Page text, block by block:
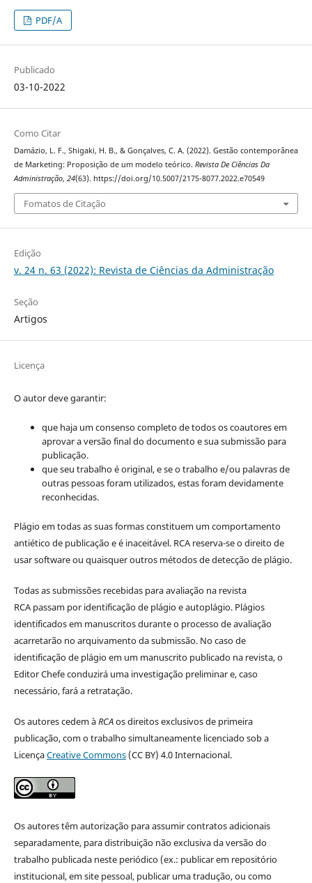
PDF/A
Publicado
03-10-2022
Como Citar
Damázio, L. F., Shigaki, H. B., & Gonçalves, C. A. (2022). Gestão contemporânea
de Marketing: Proposição de um modelo teórico. Revista De Ciências Da
Administração, 24(63). https://doi.org/10.5007/2175-8077.2022.e70549
Fomatos de Citação
Edição
v. 24 n. 63 (2022): Revista de Ciências da Administração
Seção
Artigos
Licença
O autor deve garantir:
que haja um consenso completo de todos os coautores em
aprovar a versão final do documento e sua submissão para
publicação.
que seu trabalho é original, e se o trabalho e/ou palavras de
outras pessoas foram utilizados, estas foram devidamente
reconhecidas.
Plágio em todas as suas formas constituem um comportamento
antiético de publicação e é inaceitável. RCA reserva-se o direito de
usar software ou quaisquer outros métodos de detecção de plágio.
Todas as submissões recebidas para avaliação na revista
RCA passam por identificação de plágio e autoplágio. Plágios
identificados em manuscritos durante o processo de avaliação
acarretarão no arquivamento da submissão. No caso de
identificação de plágio em um manuscrito publicado na revista, o
Editor Chefe conduzirá uma investigação preliminar e, caso
necessário, fará a retratação.
Os autores cedem àRCAos direitos exclusivos de primeira
publicação, com o trabalho simultaneamente licenciado sob a
LicençaCreative Commons(CC BY) 4.0 Internacional.
Os autores têm autorização para assumir contratos adicionais
separadamente, para distribuição não exclusiva da versão do
trabalho publicada neste periódico (ex.: publicar em repositório
institucional, em site pessoal, publicar uma tradução, ou como